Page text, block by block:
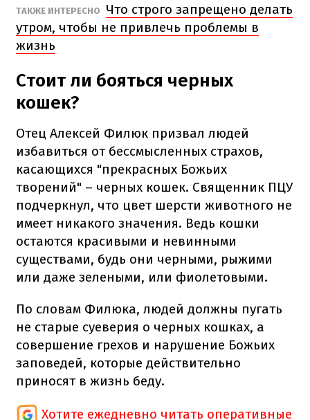
ТАКЖЕ ИНТЕРЕСНО
Что строго запрещено делать
утром, чтобы не привлечь проблемы в
жизнь
Стоит ли бояться черных
кошек?
Отец Алексей Филюк призвал людей
избавиться от бессмысленных страхов,
касающихся "прекрасных Божьих
творений" – черных кошек. Священник ПЦУ
подчеркнул, что цвет шерсти животного не
имеет никакого значения. Ведь кошки
остаются красивыми и невинными
существами, будь они черными, рыжими
или даже зелеными, или фиолетовыми.
По словам Филюка, людей должны пугать
не старые суеверия о черных кошках, а
совершение грехов и нарушение Божьих
заповедей, которые действительно
приносят в жизнь беду.
Хотите ежедневно читать оперативные